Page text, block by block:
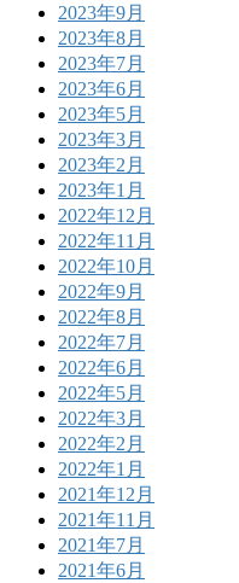
2023年9月
2023年8月
2023年7月
2023年6月
2023年5月
2023年3月
2023年2月
2023年1月
2022年12月
2022年11月
2022年10月
2022年9月
2022年8月
2022年7月
2022年6月
2022年5月
2022年3月
2022年2月
2022年1月
2021年12月
2021年11月
2021年7月
2021年6月